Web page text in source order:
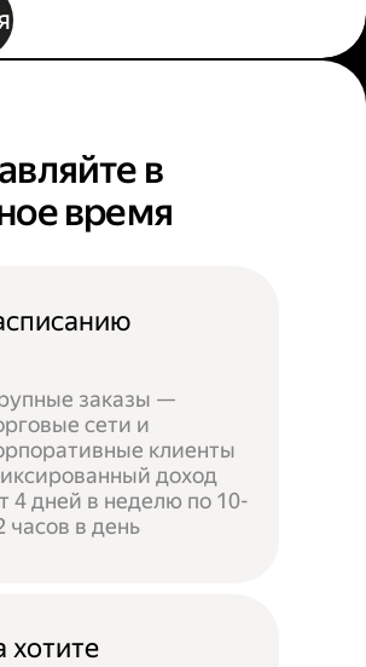
в
время
заказы —
сети и
клиенты
доход
4 дней в неделю по 10-
часов в день
хотите